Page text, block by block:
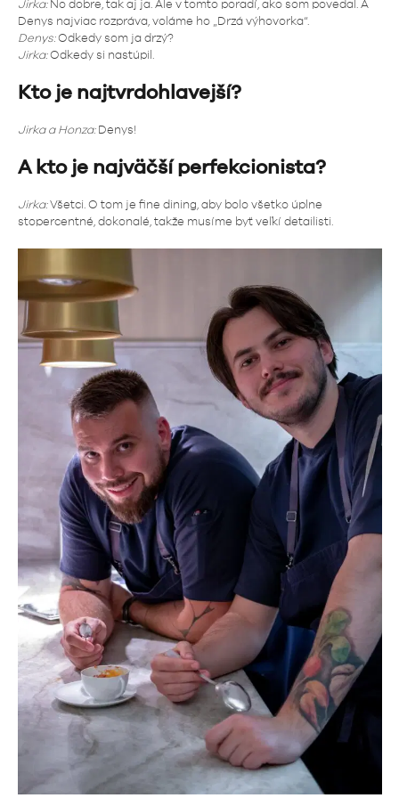
Jirka: No dobre, tak aj ja. Ale v tomto poradí, ako som povedal. A
Denys najviac rozpráva, voláme ho „Drzá výhovorka“.
Denys:Odkedy som ja drzý?
Jirka:Odkedy si nastúpil.
Kto je najtvrdohlavejší?
Jirka a Honza:Denys!
A kto je najväčší perfekcionista?
Jirka:Všetci. O tom je fine dining, aby bolo všetko úplne
stopercentné, dokonalé, takže musíme byť veľkí detailisti.